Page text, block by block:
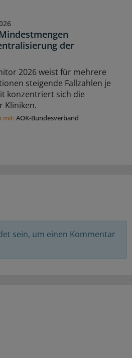
der
2026 weist für mehrere
steigende Fallzahlen je
konzentriert sich die
Kliniken.
mit:AOK-Bundesverband
sein, um einen Kommentar